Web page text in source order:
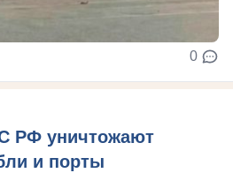
0
РФ уничтожают
и порты